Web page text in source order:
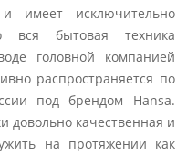
имеет исключительно
вся бытовая техника
головной компанией
распространяется по
под брендом Hansa.
довольно качественная и
на протяжении как